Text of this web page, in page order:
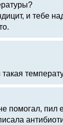
и тебе
помогал, пил